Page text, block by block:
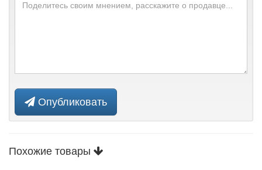
Опубликовать
Похожие товары